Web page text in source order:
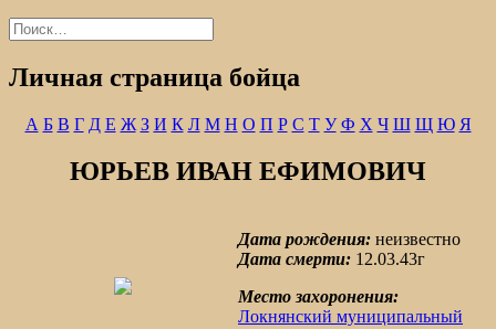
Найти:
Личная страница бойца
А Б В Г Д Е Ж З И К Л М Н О П Р С Т У Ф Х Ч Ш Щ Ю Я
ЮРЬЕВ ИВАН ЕФИМОВИЧ
Дата рождения: неизвестно
Дата смерти: 12.03.43г
Место захоронения:
Локнянский муниципальный